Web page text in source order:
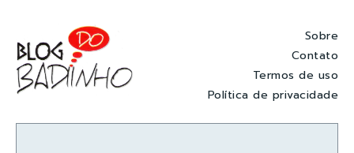
Sobre
Contato
Termos de uso
Política de privacidade